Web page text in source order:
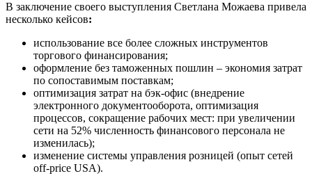
В заключение своего выступления Светлана Можаева привела
несколько кейсов:
использование все более сложных инструментов
торгового финансирования;
оформление без таможенных пошлин – экономия затрат
по сопоставимым поставкам;
оптимизация затрат на бэк-офис (внедрение
электронного документооборота, оптимизация
процессов, сокращение рабочих мест: при увеличении
сети на 52% численность финансового персонала не
изменилась);
изменение системы управления розницей (опыт сетей
off-price USA).